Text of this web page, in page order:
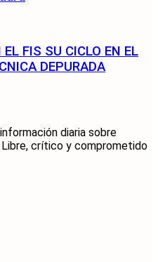
FIS SU CICLO EN EL
DEPURADA
diaria sobre
Libre, crítico y comprometido